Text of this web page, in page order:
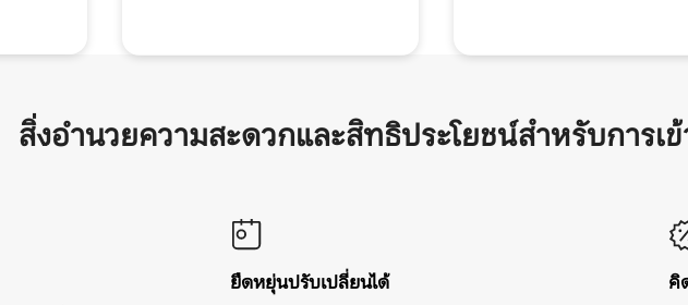
สิ่งอำนวยความสะดวกและสิทธิประโยชน์สำหรับการเ
ยืดหยุ่นปรับเปลี่ยนได้
คิ